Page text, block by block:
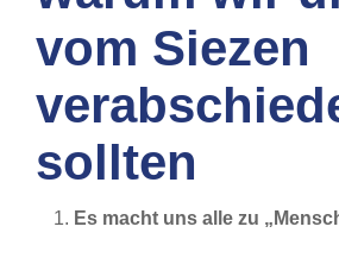
vom Siezen
sollten
Es macht uns alle zu